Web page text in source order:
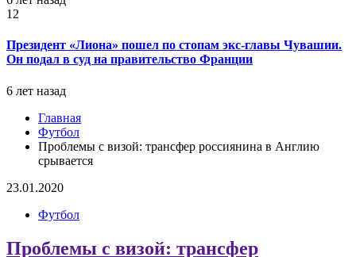
12
Президент «Лиона» пошел по стопам экс-главы Чувашии.
Он подал в суд на правительство Франции
6 лет назад
Главная
Футбол
Проблемы с визой: трансфер россиянина в Англию
срывается
23.01.2020
Футбол
Проблемы с визой: трансфер